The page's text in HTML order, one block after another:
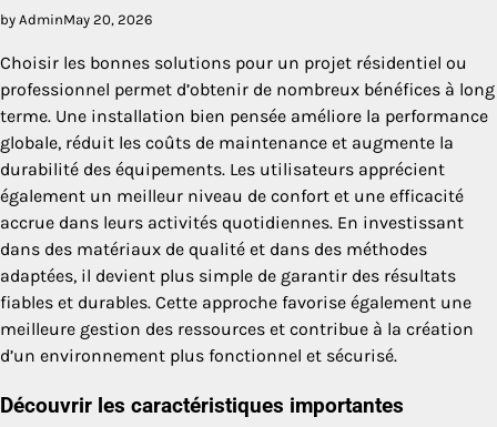
by AdminMay 20, 2026
Choisir les bonnes solutions pour un projet résidentiel ou
professionnel permet d’obtenir de nombreux bénéfices à long
terme. Une installation bien pensée améliore la performance
globale, réduit les coûts de maintenance et augmente la
durabilité des équipements. Les utilisateurs apprécient
également un meilleur niveau de confort et une efficacité
accrue dans leurs activités quotidiennes. En investissant
dans des matériaux de qualité et dans des méthodes
adaptées, il devient plus simple de garantir des résultats
fiables et durables. Cette approche favorise également une
meilleure gestion des ressources et contribue à la création
d’un environnement plus fonctionnel et sécurisé.
Découvrir les caractéristiques importantes